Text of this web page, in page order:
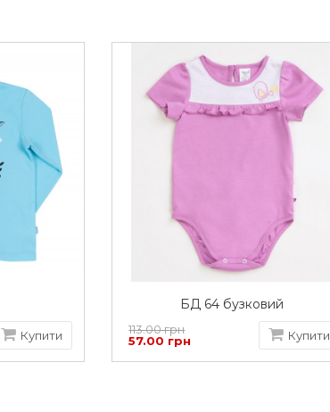
Купити
БД 64 бузковий
113.00 грн
57.00 грн
Купити